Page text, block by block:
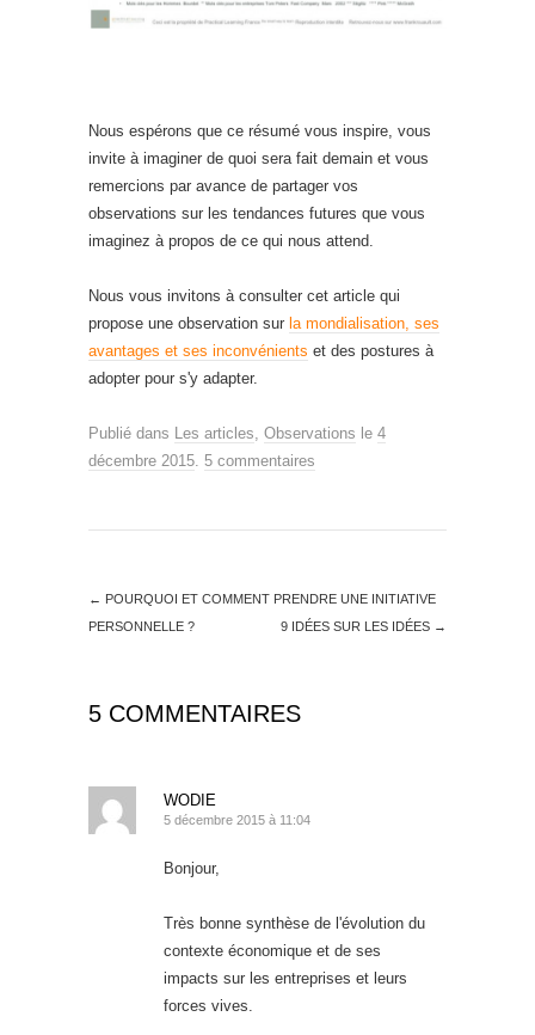
Nous espérons que ce résumé vous inspire, vous
invite à imaginer de quoi sera fait demain et vous
remercions par avance de partager vos
observations sur les tendances futures que vous
imaginez à propos de ce qui nous attend.
Nous vous invitons à consulter cet article qui
propose une observation sur la mondialisation, ses
avantages et ses inconvénients et des postures à
adopter pour s'y adapter.
Publié dans Les articles Observations le 4
décembre 2015 5 commentaires
← POURQUOI ET COMMENT PRENDRE UNE INITIATIVE
PERSONNELLE ?
9 IDÉES SUR LES IDÉES →
5 COMMENTAIRES
WODIE
5 décembre 2015 à 11:04
Bonjour,
Très bonne synthèse de l'évolution du
contexte économique et de ses
impacts sur les entreprises et leurs
forces vives.